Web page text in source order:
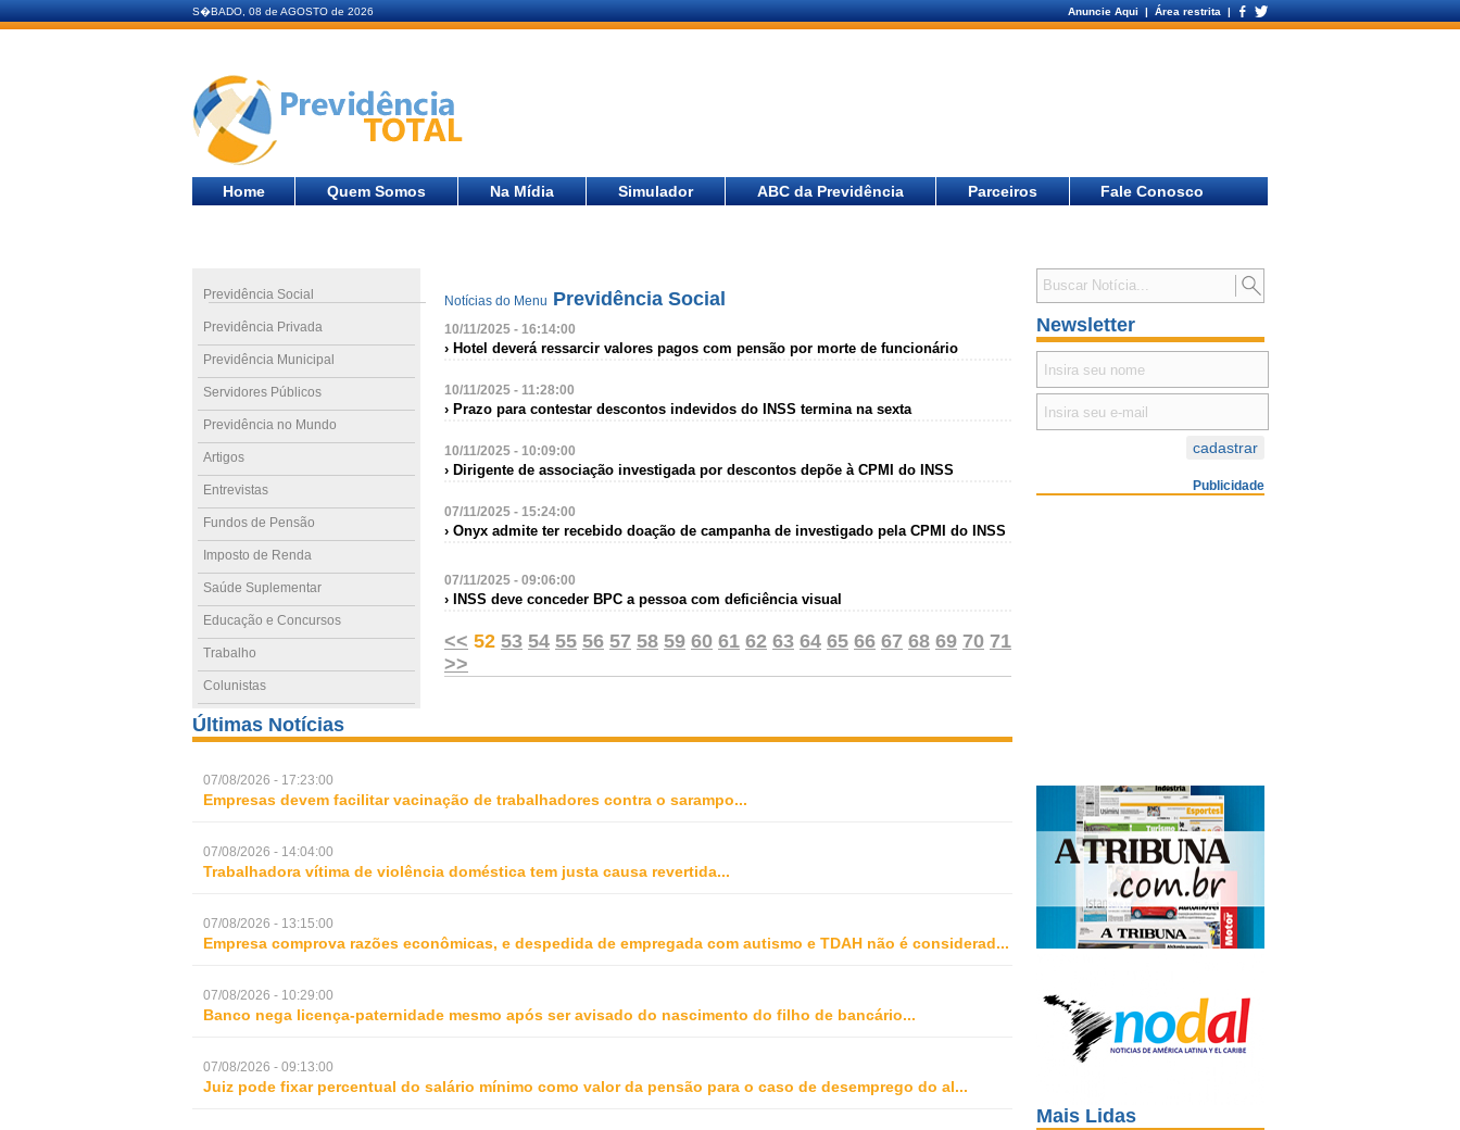
S�BADO, 08 de AGOSTO de 2026 Anuncie Aqui | Área restrita |
Home Quem Somos Na Mídia Simulador ABC da Previdência Parceiros Fale Conosco
Previdência Social
Previdência Privada
Previdência Municipal
Servidores Públicos
Previdência no Mundo
Artigos
Entrevistas
Fundos de Pensão
Imposto de Renda
Saúde Suplementar
Educação e Concursos
Trabalho
Colunistas
Notícias do Menu Previdência Social
10/11/2025 - 16:14:00
› Hotel deverá ressarcir valores pagos com pensão por morte de funcionário
10/11/2025 - 11:28:00
› Prazo para contestar descontos indevidos do INSS termina na sexta
10/11/2025 - 10:09:00
› Dirigente de associação investigada por descontos depõe à CPMI do INSS
07/11/2025 - 15:24:00
› Onyx admite ter recebido doação de campanha de investigado pela CPMI do INSS
07/11/2025 - 09:06:00
› INSS deve conceder BPC a pessoa com deficiência visual
<< 52 53 54 55 56 57 58 59 60 61 62 63 64 65 66 67 68 69 70 71
>>
Últimas Notícias
07/08/2026 - 17:23:00
Empresas devem facilitar vacinação de trabalhadores contra o sarampo...
07/08/2026 - 14:04:00
Trabalhadora vítima de violência doméstica tem justa causa revertida...
07/08/2026 - 13:15:00
Empresa comprova razões econômicas, e despedida de empregada com autismo e TDAH não é considerad...
07/08/2026 - 10:29:00
Banco nega licença-paternidade mesmo após ser avisado do nascimento do filho de bancário...
07/08/2026 - 09:13:00
Juiz pode fixar percentual do salário mínimo como valor da pensão para o caso de desemprego do al...
Newsletter
Publicidade
Mais Lidas